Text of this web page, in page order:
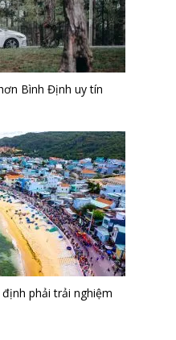
Bình Định uy tín
phải trải nghiệm